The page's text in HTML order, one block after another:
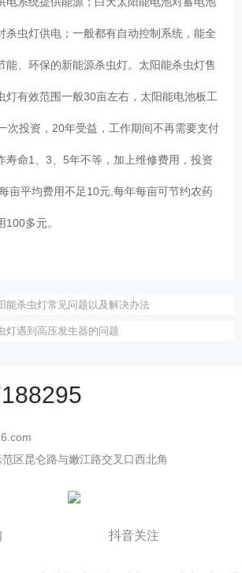
杀虫灯供电；一般都有自动控制系统，能全
能、环保的新能源杀虫灯。太阳能杀虫灯售
灯有效范围一般30亩左右，太阳能电池板工
次投资，20年受益，工作期间不再需要支付
寿命1、3、5年不等，加上维修费用，投资
亩平均费用不足10元,每年每亩可节约农药
多元。
能杀虫灯常见问题以及解决办法
灯遇到高压发生器的问题
区昆仑路与嫩江路交叉口西北角
抖音关注